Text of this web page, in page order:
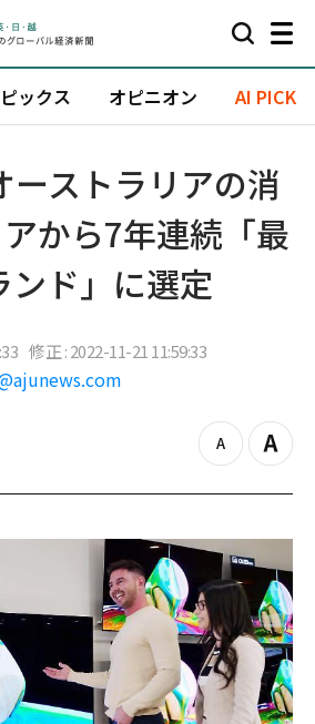
ックス オピニオン AI PICK
ーストラリアの消
から7年連続「最
ンド」に選定
修正 : 2022-11-21 11:59:33
z
o
o
u
t
Z
o
i